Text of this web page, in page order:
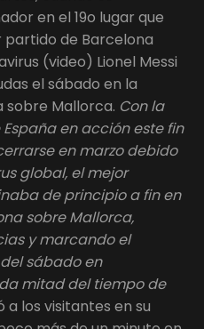
en el 19o lugar que
partido de Barcelona
(video) Lionel Messi
el sábado en la
Mallorca. Con la
en acción este fin
en marzo debido
global, el mejor
de principio a fin en
sobre Mallorca,
y marcando el
sábado en
mitad del tiempo de
a los visitantes en su